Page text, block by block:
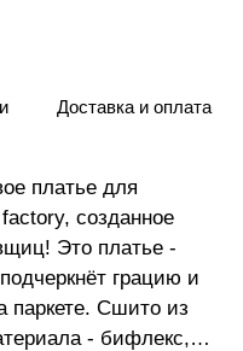
Доставка и оплата
платье для
созданное
Это платье -
грацию и
паркете. Сшито из
- бифлекс,